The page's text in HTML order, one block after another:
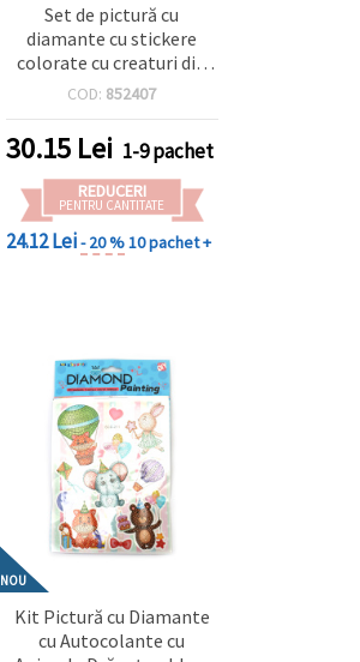
Set de pictură cu
diamante cu stickere
colorate cu creaturi din
adâncul mării – perfect
și activități creative DIY,
SCC204
COD: 852407
30.15Lei 1-9 pachet
REDUCERI
PENTRU CANTITATE
24.12 Lei- 20 %10 pachet +
NOU
Kit Pictură cu Diamante
cu Autocolante cu